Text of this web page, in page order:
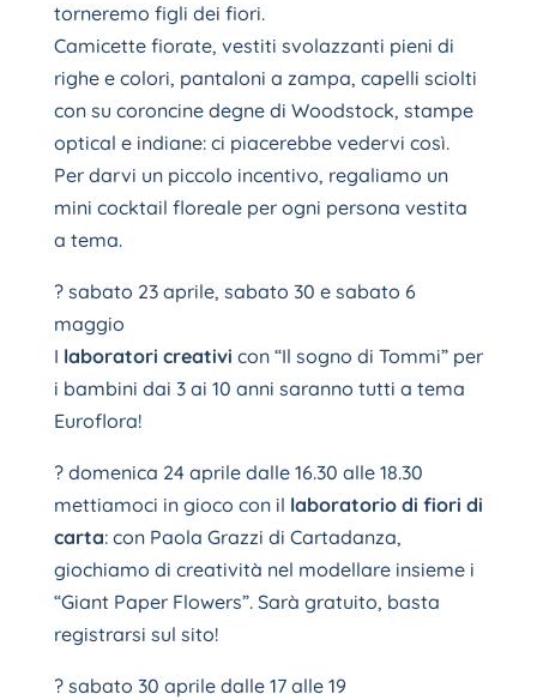
torneremo figli dei fiori.
Camicette fiorate, vestiti svolazzanti pieni di
righe e colori, pantaloni a zampa, capelli sciolti
con su coroncine degne di Woodstock, stampe
optical e indiane: ci piacerebbe vedervi così.
Per darvi un piccolo incentivo, regaliamo un
mini cocktail floreale per ogni persona vestita
a tema.
? sabato 23 aprile, sabato 30 e sabato 6
maggio
I laboratori creativi con “Il sogno di Tommi” per
i bambini dai 3 ai 10 anni saranno tutti a tema
Euroflora!
? domenica 24 aprile dalle 16.30 alle 18.30
mettiamoci in gioco con il laboratorio di fiori di
carta: con Paola Grazzi di Cartadanza,
giochiamo di creatività nel modellare insieme i
“Giant Paper Flowers”. Sarà gratuito, basta
registrarsi sul sito!
? sabato 30 aprile dalle 17 alle 19